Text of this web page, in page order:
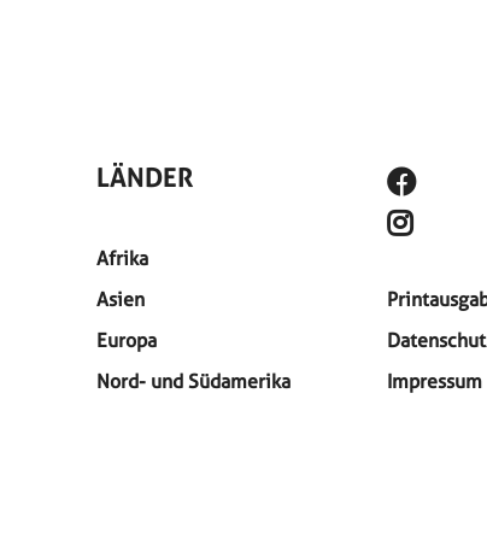
LÄNDER
Afrika
Asien
Europa
Nord- und Südamerika
SOCIAL
Impressum